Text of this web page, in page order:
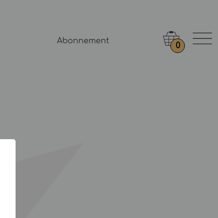
Abonnement
0